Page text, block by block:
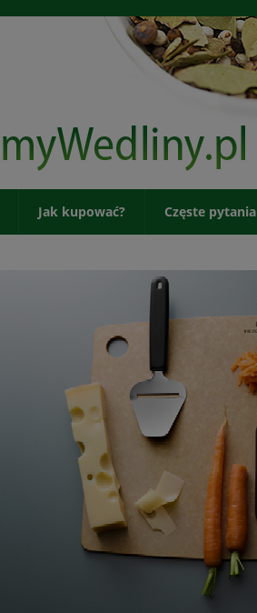
Jak kupować? Częste pytania